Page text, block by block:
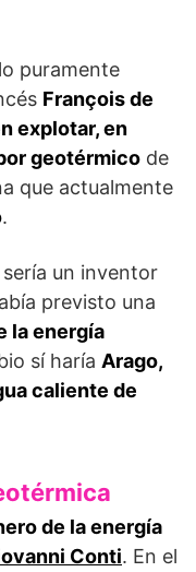
puramente
François de
explotar, en
geotérmico de
que actualmente
.
un inventor
previsto una
la energía
sí haría Arago,
ca­liente de
de la energía
Conti. En el